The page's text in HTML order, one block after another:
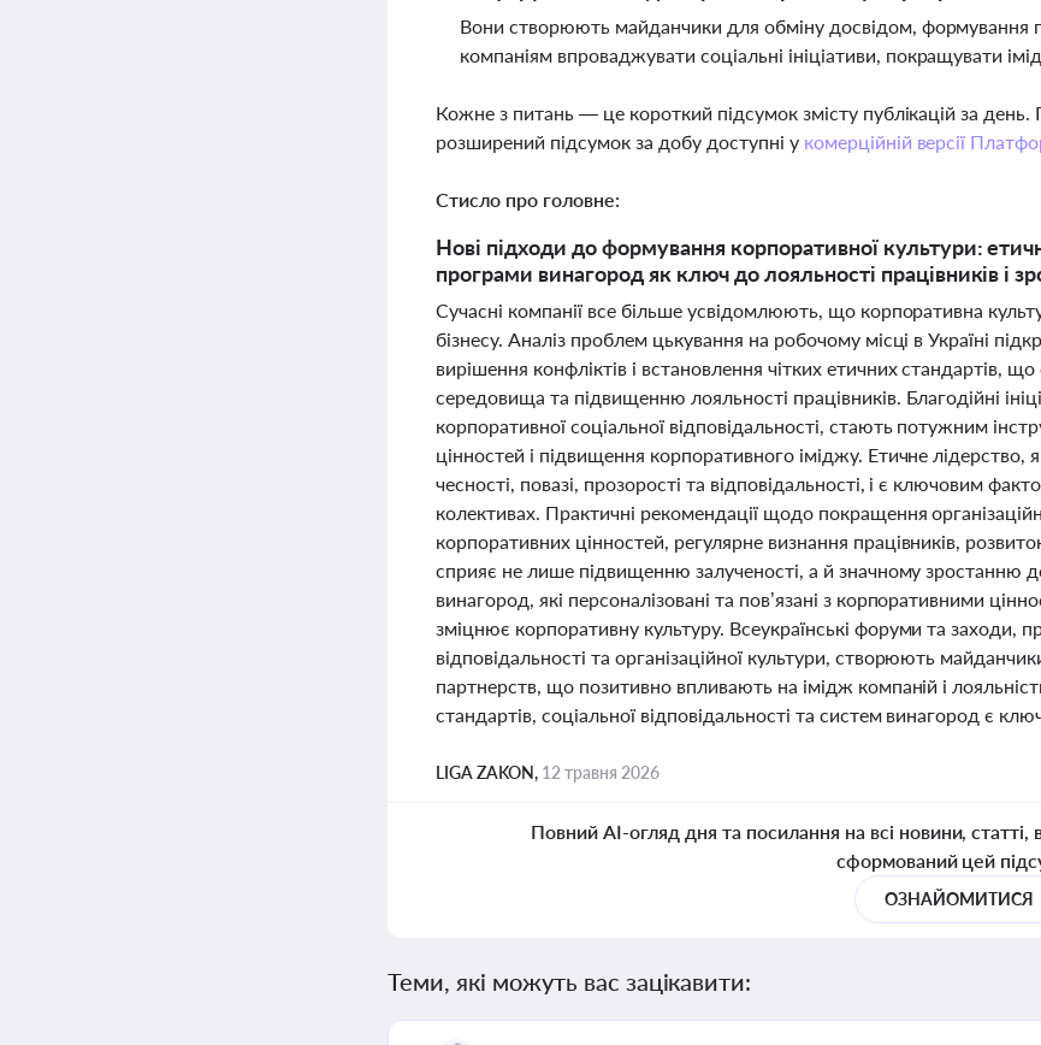
Вони створюють майданчики для обміну досвідом, формування
компаніям впроваджувати соціальні ініціативи, покращувати
Кожне з питань — це короткий підсумок змісту публікацій за
розширений підсумок за добу доступні у комерційній версії
Стисло про головне:
Нові підходи до формування корпоративної культури:
програми винагород як ключ до лояльності працівників і
Сучасні компанії все більше усвідомлюють, що корпоративна
бізнесу. Аналіз проблем цькування на робочому місці в Україні
вирішення конфліктів і встановлення чітких етичних стандартів,
середовища та підвищенню лояльності працівників. Благодійні
корпоративної соціальної відповідальності, стають потужним
цінностей і підвищення корпоративного іміджу. Етичне
чесності, повазі, прозорості та відповідальності, і є ключовим
колективах. Практичні рекомендації щодо покращення
корпоративних цінностей, регулярне визнання працівників,
сприяє не лише підвищенню залученості, а й значному зростанню
винагород, які персоналізовані та пов’язані з корпоративними
зміцнює корпоративну культуру. Всеукраїнські форуми та заходи,
відповідальності та організаційної культури, створюють
партнерств, що позитивно впливають на імідж компаній і
стандартів, соціальної відповідальності та систем винагород є
LIGA ZAKON, 12 травня 2026
Повний AI-огляд дня та посилання на всі новини, статті,
сформований цей
ОЗНАЙОМИТИСЯ
Теми, які можуть вас зацікавити: